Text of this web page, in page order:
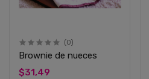
(0)
Brownie de nueces
$31,49